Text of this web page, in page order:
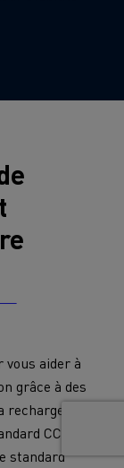
vous aider à
grâce à des
recharge
CCS
standard